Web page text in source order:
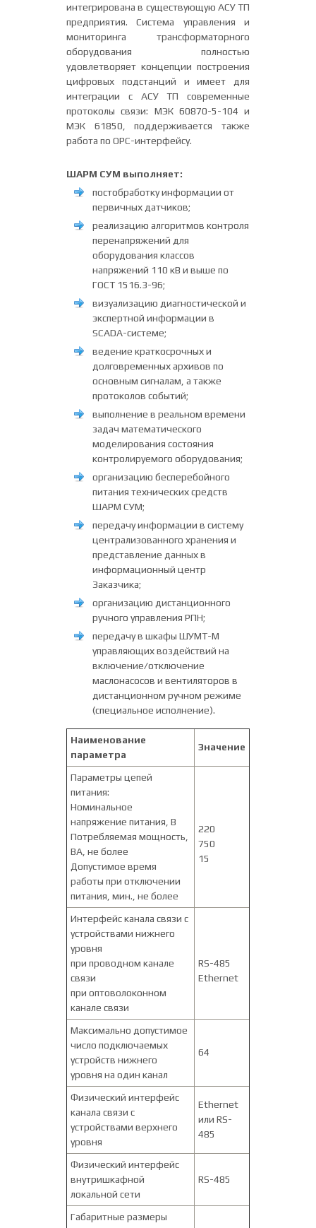
интегрирована в существующую АСУ ТП
предприятия. Система управления и
мониторинга трансформаторного
оборудования полностью
удовлетворяет концепции построения
цифровых подстанций и имеет для
интеграции с АСУ ТП современные
протоколы связи: МЭК 60870-5-104 и
МЭК 61850, поддерживается также
работа по OPC-интерфейсу.
ШАРМ СУМ выполняет:
постобработку информации от
первичных датчиков;
реализацию алгоритмов контроля
перенапряжений для
оборудования классов
напряжений 110 кВ и выше по
ГОСТ 1516.3-96;
визуализацию диагностической и
экспертной информации в
SCADA-системе;
ведение краткосрочных и
долговременных архивов по
основным сигналам, а также
протоколов событий;
выполнение в реальном времени
задач математического
моделирования состояния
контролируемого оборудования;
организацию бесперебойного
питания технических средств
ШАРМ СУМ;
передачу информации в систему
централизованного хранения и
представление данных в
информационный центр
Заказчика;
организацию дистанционного
ручного управления РПН;
передачу в шкафы ШУМТ-М
управляющих воздействий на
включение/отключение
маслонасосов и вентиляторов в
дистанционном ручном режиме
(специальное исполнение).
Наименование
параметра
Значение
Параметры цепей
питания:
Номинальное
напряжение питания, В
Потребляемая мощность,
ВА, не более
Допустимое время
работы при отключении
питания, мин., не более
220
750
15
Интерфейс канала связи с
устройствами нижнего
уровня
при проводном канале
связи
при оптоволоконном
канале связи
RS-485
Ethernet
Максимально допустимое
число подключаемых
устройств нижнего
уровня на один канал
64
Физический интерфейс
канала связи с
устройствами верхнего
уровня
Ethernet
или RS-
485
Физический интерфейс
внутришкафной
локальной сети
RS-485
Габаритные размеры